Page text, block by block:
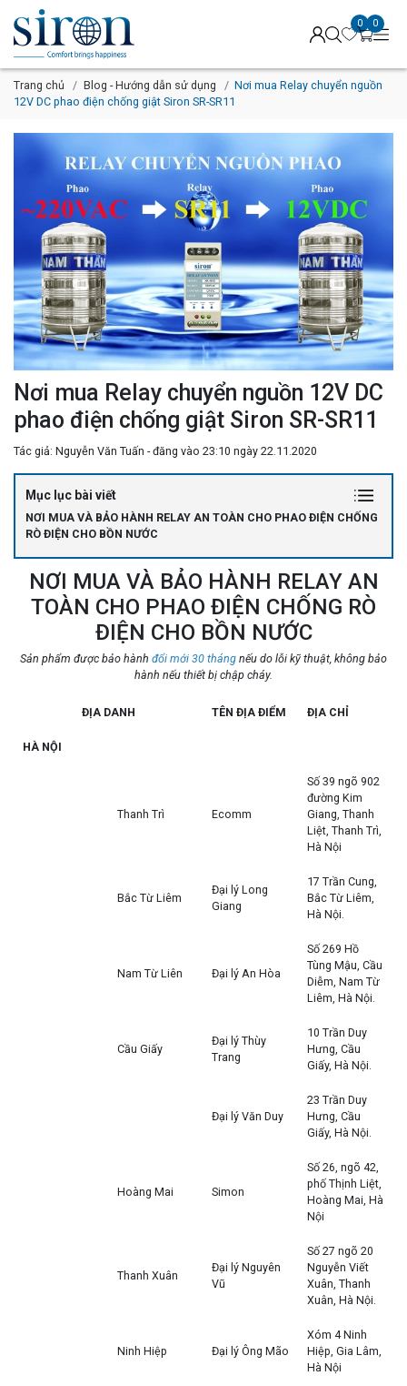
0 0
Trang chủ Blog - Hướng dẫn sử dụng
Nơi mua Relay chuyển nguồn
12V DC phao điện chống giật Siron SR-SR11
Nơi mua Relay chuyển nguồn 12V DC
phao điện chống giật Siron SR-SR11
Tác giả: Nguyễn Văn Tuấn - đăng vào 23:10 ngày 22.11.2020
Mục lục bài viết
NƠI MUA VÀ BẢO HÀNH RELAY AN TOÀN CHO PHAO ĐIỆN CHỐNG
RÒ ĐIỆN CHO BỒN NƯỚC
NƠI MUA VÀ BẢO HÀNH RELAY AN
TOÀN CHO PHAO ĐIỆN CHỐNG RÒ
ĐIỆN CHO BỒN NƯỚC
Sản phẩm được bảo hành đổi mới 30 tháng nếu do lỗi kỹ thuật, không bảo
hành nếu thiết bị chập cháy.
ĐỊA DANH TÊN ĐỊA ĐIỂM ĐỊA CHỈ
HÀ NỘI
Thanh Trì Ecomm
Số 39 ngõ 902
đường Kim
Giang, Thanh
Liệt, Thanh Trì,
Hà Nội
Bắc Từ Liêm
Đại lý Long
Giang
17 Trần Cung,
Bắc Từ Liêm,
Hà Nội.
Nam Từ Liên Đại lý An Hòa
Số 269 Hồ
Tùng Mậu, Cầu
Diễm, Nam Từ
Liêm, Hà Nội.
Cầu Giấy
Đại lý Thùy
Trang
10 Trần Duy
Hưng, Cầu
Giấy, Hà Nội.
Đại lý Văn Duy
23 Trần Duy
Hưng, Cầu
Giấy, Hà Nội.
Hoàng Mai Simon
Số 26, ngõ 42,
phố Thịnh Liệt,
Hoàng Mai, Hà
Nội
Thanh Xuân
Đại lý Nguyên
Vũ
Số 27 ngõ 20
Nguyễn Viết
Xuân, Thanh
Xuân, Hà Nội.
Ninh Hiệp Đại lý Ông Mão
Xóm 4 Ninh
Hiệp, Gia Lâm,
Hà Nội